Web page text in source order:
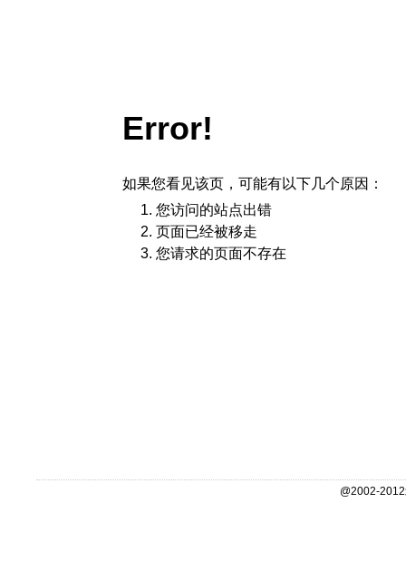
Error!
如果您看见该页，可能有以下几个原因：
您访问的站点出错
页面已经被移走
您请求的页面不存在
@2002-